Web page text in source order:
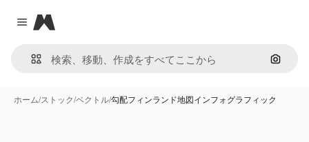
Close menu
Magnific
画像で
ホーム/ストック/ベクトル/勾配フィンランド地図インフォグラフィック